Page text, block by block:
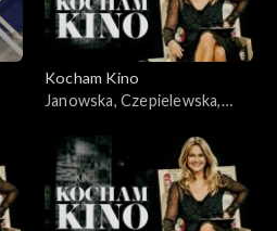
Kocham Kino
Janowska, Czepielewska,
22.06.2008